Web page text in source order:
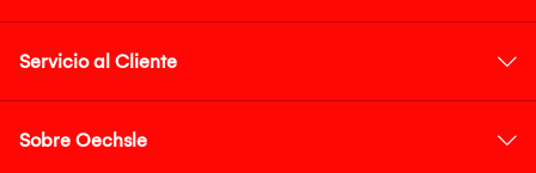
Servicio al Cliente
Sobre Oechsle